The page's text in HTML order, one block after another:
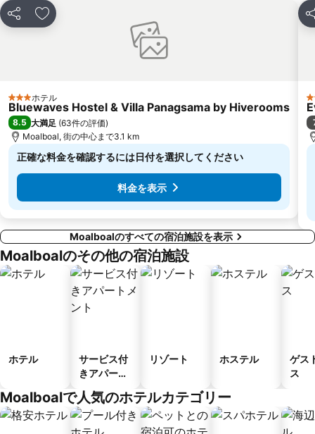
シェア お気に入りに追加
3 ホテルのランク
ホテル
Bluewaves Hostel & Villa Panagsama by Hiverooms
8.5 大満足 (63件の評価)
Moalboal, 街の中心まで3.1 km
正確な料金を確認するには日付を選択してください
料金を表示
2
Moalboalのすべての宿泊施設を表示
Moalboalのその他の宿泊施設
ホテル
サービス付
きアパート
リゾート ホステル
ゲス
ス
Moalboalで人気のホテルカテゴリー